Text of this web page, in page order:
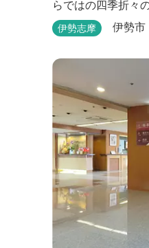
らではの四季折々
します。伊勢神宮
伊勢志摩 伊勢市